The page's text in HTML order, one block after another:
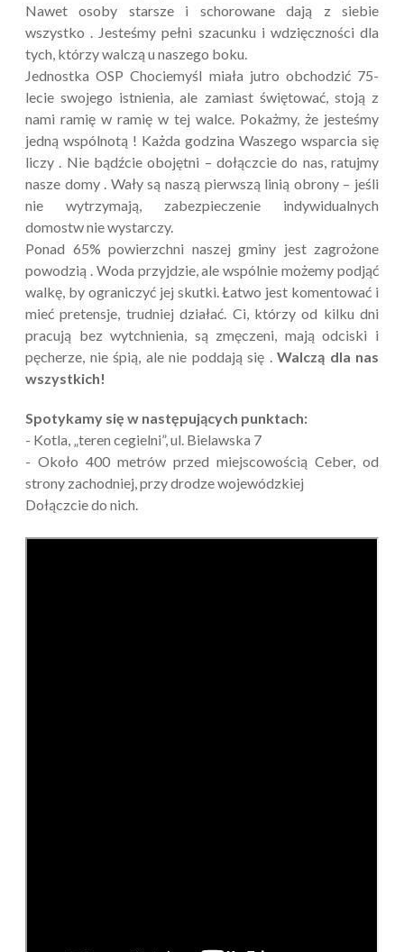
Nawet osoby starsze i schorowane dają z siebie
wszystko . Jesteśmy pełni szacunku i wdzięczności dla
tych, którzy walczą u naszego boku.
Jednostka OSP Chociemyśl miała jutro obchodzić 75-
lecie swojego istnienia, ale zamiast świętować, stoją z
nami ramię w ramię w tej walce. Pokażmy, że jesteśmy
jedną wspólnotą ! Każda godzina Waszego wsparcia się
liczy . Nie bądźcie obojętni – dołączcie do nas, ratujmy
nasze domy . Wały są naszą pierwszą linią obrony – jeśli
nie wytrzymają, zabezpieczenie indywidualnych
domostw nie wystarczy.
Ponad 65% powierzchni naszej gminy jest zagrożone
powodzią . Woda przyjdzie, ale wspólnie możemy podjąć
walkę, by ograniczyć jej skutki. Łatwo jest komentować i
mieć pretensje, trudniej działać. Ci, którzy od kilku dni
pracują bez wytchnienia, są zmęczeni, mają odciski i
pęcherze, nie śpią, ale nie poddają się . Walczą dla nas
wszystkich!
Spotykamy się w następujących punktach:
- Kotla, „teren cegielni”, ul. Bielawska 7
- Około 400 metrów przed miejscowością Ceber, od
strony zachodniej, przy drodze wojewódzkiej
Dołączcie do nich.